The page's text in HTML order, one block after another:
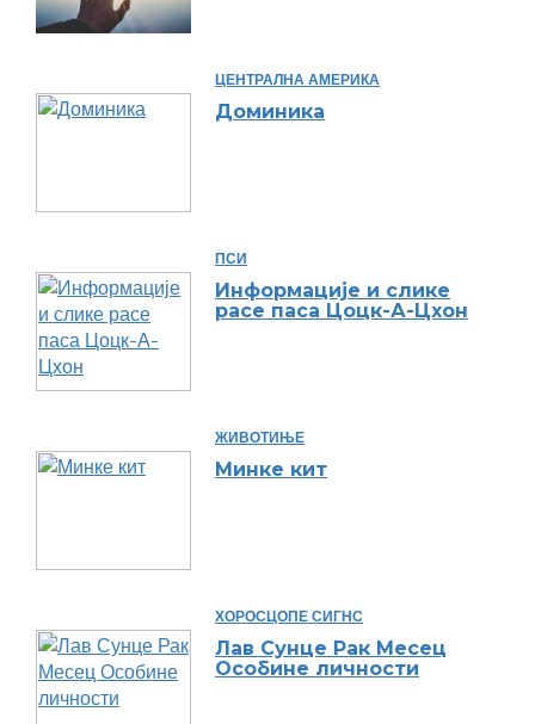
ЦЕНТРАЛНА АМЕРИКА
Доминика
ПСИ
Информације и слике
расе паса Цоцк-А-Цхон
ЖИВОТИЊЕ
Минке кит
ХОРОСЦОПЕ СИГНС
Лав Сунце Рак Месец
Особине личности